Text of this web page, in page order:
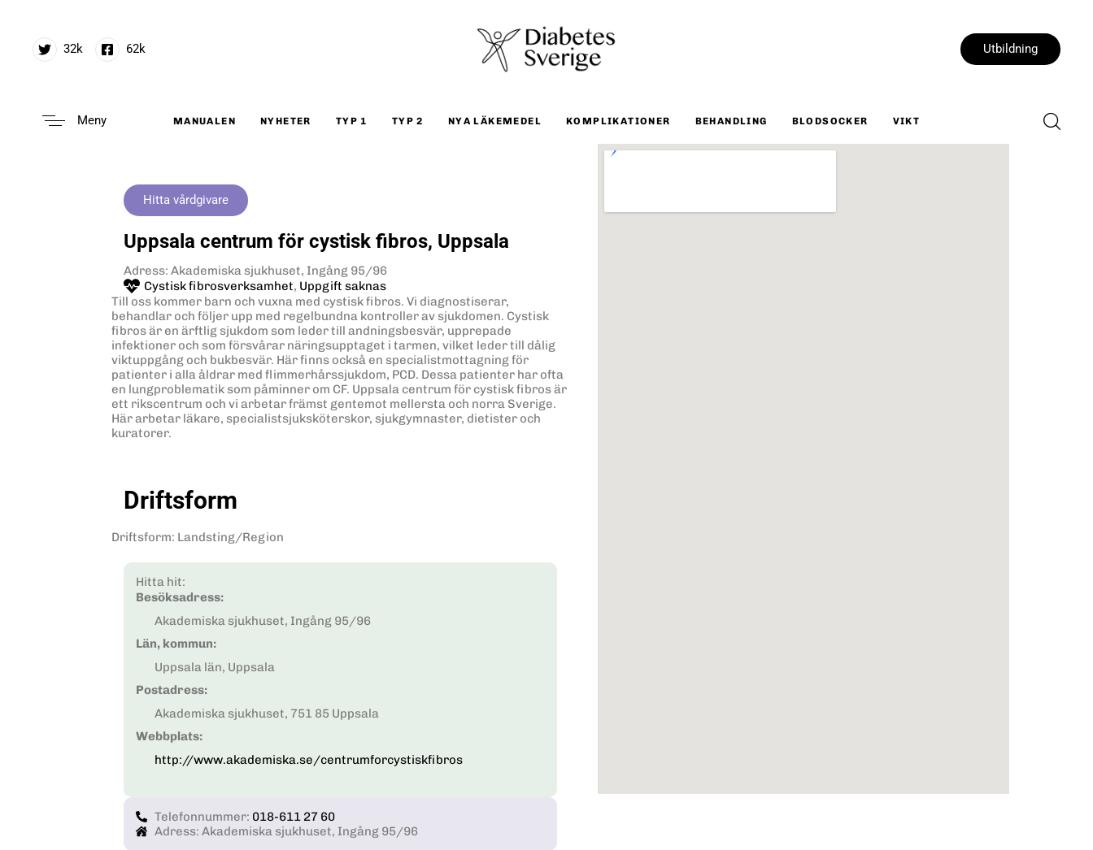
32k 62k Utbildning
Meny MANUALEN NYHETER TYP 1 TYP 2 NYA LÄKEMEDEL KOMPLIKATIONER BEHANDLING BLODSOCKER VIKT
Hitta vårdgivare
Uppsala centrum för cystisk fibros, Uppsala
Adress: Akademiska sjukhuset, Ingång 95/96
Cystisk fibrosverksamhet, Uppgift saknas
Till oss kommer barn och vuxna med cystisk fibros. Vi diagnostiserar,
behandlar och följer upp med regelbundna kontroller av sjukdomen. Cystisk
fibros är en ärftlig sjukdom som leder till andningsbesvär, upprepade
infektioner och som försvårar näringsupptaget i tarmen, vilket leder till dålig
viktuppgång och bukbesvär. Här finns också en specialistmottagning för
patienter i alla åldrar med flimmerhårssjukdom, PCD. Dessa patienter har ofta
en lungproblematik som påminner om CF. Uppsala centrum för cystisk fibros är
ett rikscentrum och vi arbetar främst gentemot mellersta och norra Sverige.
Här arbetar läkare, specialistsjuksköterskor, sjukgymnaster, dietister och
kuratorer.
Driftsform
Driftsform: Landsting/Region
Hitta hit:
Besöksadress:
Akademiska sjukhuset, Ingång 95/96
Län, kommun:
Uppsala län, Uppsala
Postadress:
Akademiska sjukhuset, 751 85 Uppsala
Webbplats:
http://www.akademiska.se/centrumforcystiskfibros
Telefonnummer: 018-611 27 60
Adress: Akademiska sjukhuset, Ingång 95/96